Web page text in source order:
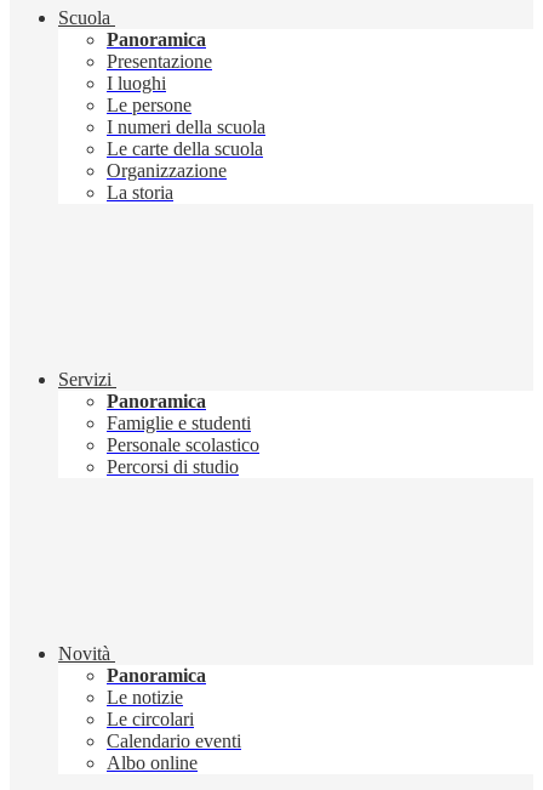
Scuola
Panoramica
Presentazione
I luoghi
Le persone
I numeri della scuola
Le carte della scuola
Organizzazione
La storia
Servizi
Panoramica
Famiglie e studenti
Personale scolastico
Percorsi di studio
Novità
Panoramica
Le notizie
Le circolari
Calendario eventi
Albo online